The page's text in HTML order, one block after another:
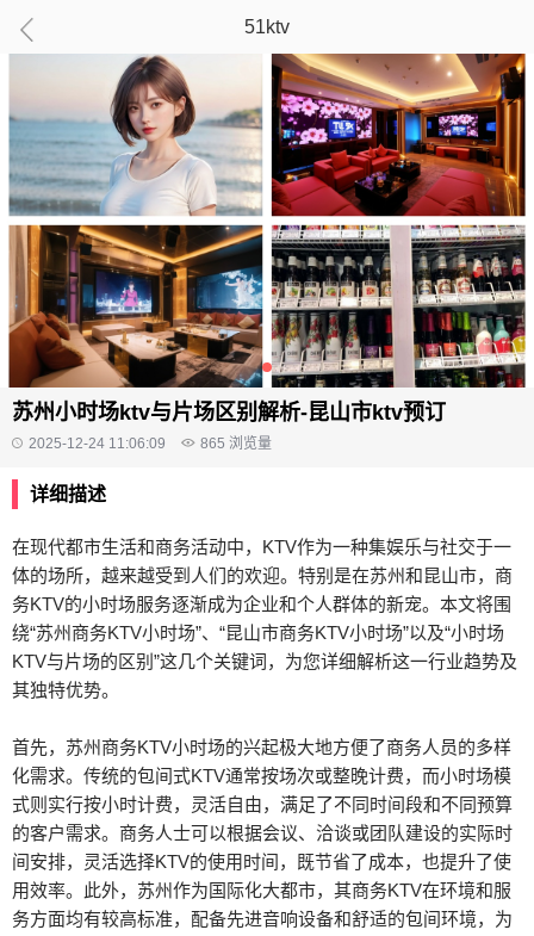
51ktv
苏州小时场ktv与片场区别解析-昆山市ktv预订
2025-12-24 11:06:09 865 浏览量
详细描述
在现代都市生活和商务活动中，KTV作为一种集娱乐与社交于一
体的场所，越来越受到人们的欢迎。特别是在苏州和昆山市，商
务KTV的小时场服务逐渐成为企业和个人群体的新宠。本文将围
绕“苏州商务KTV小时场”、“昆山市商务KTV小时场”以及“小时场
KTV与片场的区别”这几个关键词，为您详细解析这一行业趋势及
其独特优势。
首先，苏州商务KTV小时场的兴起极大地方便了商务人员的多样
化需求。传统的包间式KTV通常按场次或整晚计费，而小时场模
式则实行按小时计费，灵活自由，满足了不同时间段和不同预算
的客户需求。商务人士可以根据会议、洽谈或团队建设的实际时
间安排，灵活选择KTV的使用时间，既节省了成本，也提升了使
用效率。此外，苏州作为国际化大都市，其商务KTV在环境和服
务方面均有较高标准，配备先进音响设备和舒适的包间环境，为